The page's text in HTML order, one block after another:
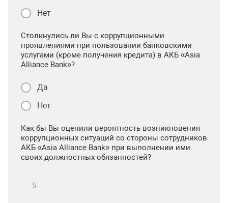
Нет
Столкнулись ли Вы с коррупционными
проявлениями при пользовании банковскими
услугами (кроме получения кредита) в АКБ «Asia
Alliance Bank»?
Да
Нет
Как бы Вы оценили вероятность возникновения
коррупционных ситуаций со стороны сотрудников
АКБ «Asia Alliance Bank» при выполнении ими
своих должностных обязанностей?